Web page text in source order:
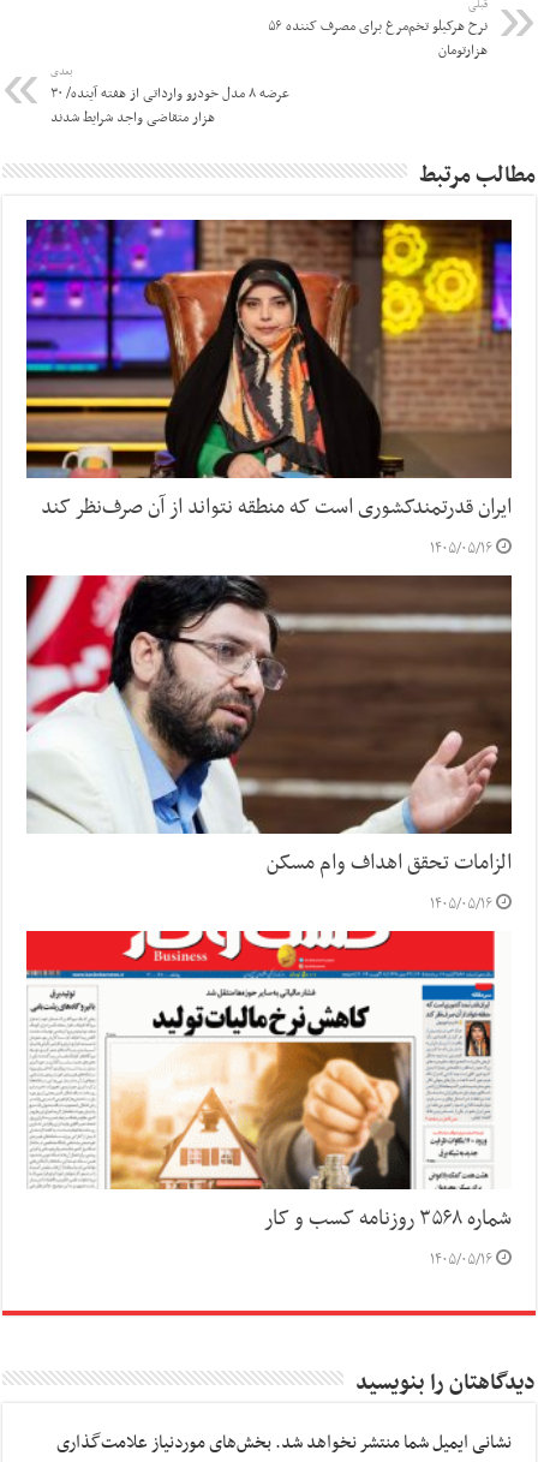
قبلی
نرخ هرکیلو تخم‌مرغ برای مصرف کننده ۵۶
هزارتومان
بعدی
عرضه ۸ مدل خودرو‌ وارداتی‎ از هفته آینده/ ۳۰
هزار متقاضی واجد شرایط شدند
مطالب مرتبط
ایران قدرتمندکشوری است که منطقه نتواند از آن صرف‌نظر کند
۱۴۰۵/۰۵/۱۶
الزامات تحقق اهداف وام مسکن
۱۴۰۵/۰۵/۱۶
شماره ۳۵۶۸ روزنامه کسب و کار
۱۴۰۵/۰۵/۱۶
دیدگاهتان را بنویسید
نشانی ایمیل شما منتشر نخواهد شد.بخش‌های موردنیاز علامت‌گذاری